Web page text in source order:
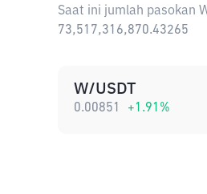
Saat ini jumlah pasokan
73,517,316,870.43265
W/USDT
0.00851 +1.91 %